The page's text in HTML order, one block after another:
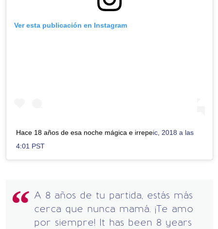
Ver esta publicación en Instagram
Hace 18 años de esa noche mágica e irrepeic, 2018 a las
4:01 PST
A 8 años de tu partida, estás más
cerca que nunca mamá. ¡Te amo
por siempre! It has been 8 years